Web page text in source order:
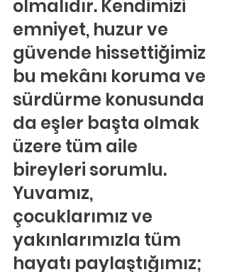
olmalıdır. Kendimizi
emniyet, huzur ve
güvende hissettiğimiz
bu mekânı koruma ve
sürdürme konusunda
da eşler başta olmak
üzere tüm aile
bireyleri sorumlu.
Yuvamız,
çocuklarımız ve
yakınlarımızla tüm
hayatı paylaştığımız;